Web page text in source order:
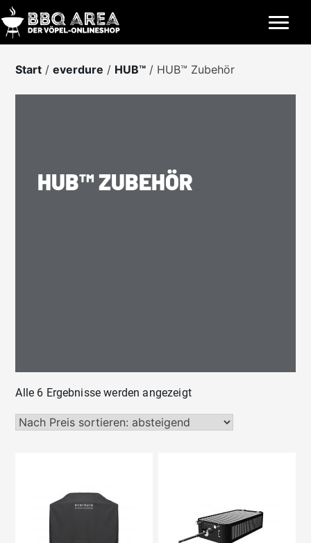
Skip
to
content
Start /everdure / HUB™ / HUB™ Zubehör
HUB™ ZUBEHÖR
Alle 6 Ergebnisse werden angezeigtNach
Preis
sortiert: